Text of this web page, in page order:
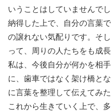
いうことはしていませんで
納得した上で、自分の言葉
の譲れない気配りです。そ
って、周りの人たちをも成
私は、今後自分が何かを相
に、歯車ではなく架け橋と
に言葉を整理して伝えてみ
これから生きていく上で、